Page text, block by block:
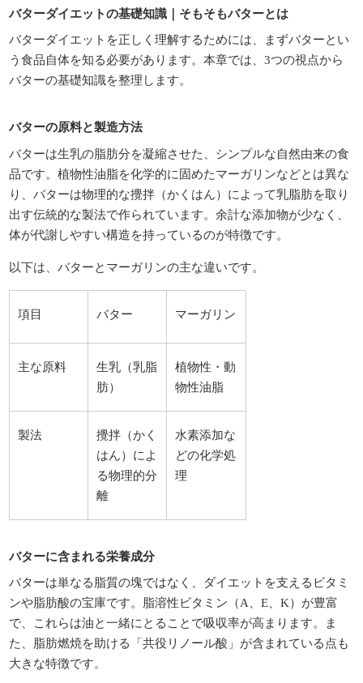
バターダイエットの基礎知識｜そもそもバターとは
バターダイエットを正しく理解するためには、まずバターとい
う食品自体を知る必要があります。本章では、3つの視点から
バターの基礎知識を整理します。
バターの原料と製造方法
バターは生乳の脂肪分を凝縮させた、シンプルな自然由来の食
品です。植物性油脂を化学的に固めたマーガリンなどとは異な
り、バターは物理的な攪拌（かくはん）によって乳脂肪を取り
出す伝統的な製法で作られています。余計な添加物が少なく、
体が代謝しやすい構造を持っているのが特徴です。
以下は、バターとマーガリンの主な違いです。
項目 バター マーガリン
主な原料
生乳（乳脂
肪）
植物性・動
物性油脂
製法
攪拌（かく
はん）によ
る物理的分
離
水素添加な
どの化学処
理
バターに含まれる栄養成分
バターは単なる脂質の塊ではなく、ダイエットを支えるビタミ
ンや脂肪酸の宝庫です。脂溶性ビタミン（A、E、K）が豊富
で、これらは油と一緒にとることで吸収率が高まります。ま
た、脂肪燃焼を助ける「共役リノール酸」が含まれている点も
大きな特徴です。